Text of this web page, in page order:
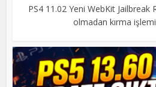
PS4 11.02 Yeni WebKit
olmadan kırma işlemi